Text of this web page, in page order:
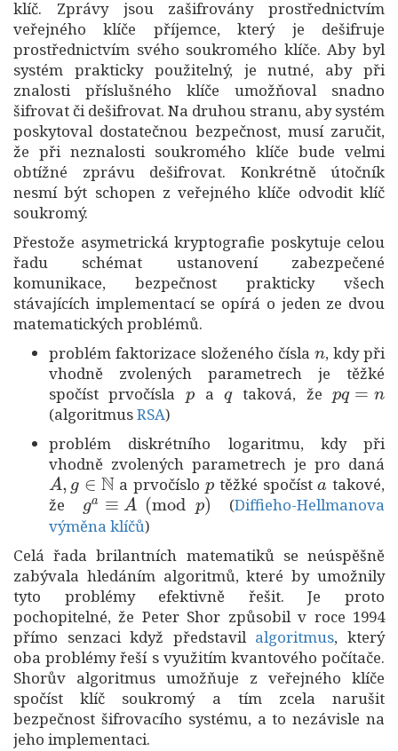
klíč. Zprávy jsou zašifrovány prostřednictvím
veřejného klíče příjemce, který je dešifruje
prostřednictvím svého soukromého klíče. Aby byl
systém prakticky použitelný, je nutné, aby při
znalosti příslušného klíče umožňoval snadno
šifrovat či dešifrovat. Na druhou stranu, aby systém
poskytoval dostatečnou bezpečnost, musí zaručit,
že při neznalosti soukromého klíče bude velmi
obtížné zprávu dešifrovat. Konkrétně útočník
nesmí být schopen z veřejného klíče odvodit klíč
soukromý.
Přestože asymetrická kryptografie poskytuje celou
řadu schémat ustanovení zabezpečené
komunikace, bezpečnost prakticky všech
stávajících implementací se opírá o jeden ze dvou
matematických problémů.
problém faktorizace složeného čísla
, kdy při
vhodně zvolených parametrech je těžké
spočíst prvočísla
p
a
q
taková, že
q=n
(algoritmusRSA)
problém diskrétního logaritmu, kdy při
vhodně zvolených parametrech je pro daná
A,g∈N
a prvočíslo
p
těžké spočíst
a
takové,
že
ga≡A( modp)
(Diffieho-Hellmanova
výměna klíčů)
Celá řada brilantních matematiků se neúspěšně
zabývala hledáním algoritmů, které by umožnily
tyto problémy efektivně řešit. Je proto
pochopitelné, že Peter Shor způsobil v roce 1994
přímo senzaci když představil algoritmus, který
oba problémy řeší s využitím kvantového počítače.
Shorův algoritmus umožňuje z veřejného klíče
spočíst klíč soukromý a tím zcela narušit
bezpečnost šifrovacího systému, a to nezávisle na
jeho implementaci.